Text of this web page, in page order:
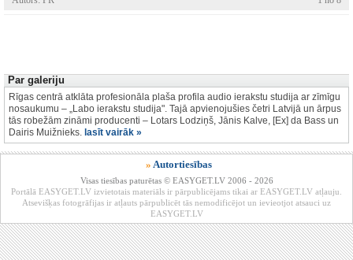
Par galeriju
Rīgas centrā atklāta profesionāla plaša profila audio ierakstu studija ar zīmīgu
nosaukumu – „Labo ierakstu studija". Tajā apvienojušies četri Latvijā un ārpus
tās robežām zināmi producenti – Lotars Lodziņš, Jānis Kalve, [Ex] da Bass un
Dairis Muižnieks. lasīt vairāk »
» Autortiesības
Visas tiesības paturētas © EASYGET.LV 2006 - 2026
Portālā EASYGET.LV izvietotais materiāls ir pārpublicējams tikai ar EASYGET.LV atļauju.
Atsevišķas fotogrāfijas ir atļauts pārpublicēt tās nemodificējot un ievieotjot atsauci uz
EASYGET.LV